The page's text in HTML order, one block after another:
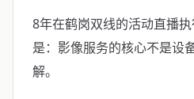
8年在鹤岗双线的活动直播
是：影像服务的核心不是设
解。